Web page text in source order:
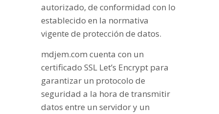
autorizado, de conformidad con lo
establecido en la normativa
vigente de protección de datos.
mdjem.com cuenta con un
certificado SSL Let’s Encrypt para
garantizar un protocolo de
seguridad a la hora de transmitir
datos entre un servidor y un